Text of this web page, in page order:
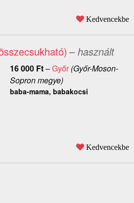
Kedvencekbe
– használt
16 000 Ft–Győr(Győr-Moson-
Sopron megye)
baba-mama, babakocsi
Kedvencekbe